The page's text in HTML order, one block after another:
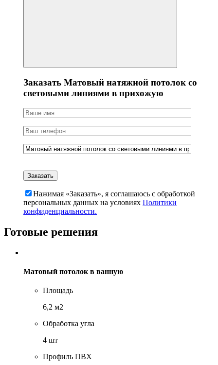
Заказать Матовый натяжной потолок со
световыми линиями в прихожую
Нажимая «Заказать», я соглашаюсь c обработкой
персональных данных на условиях Политики
конфиденциальности.
Готовые решения
Матовый потолок в ванную
Площадь
6,2 м2
Обработка угла
4 шт
Профиль ПВХ